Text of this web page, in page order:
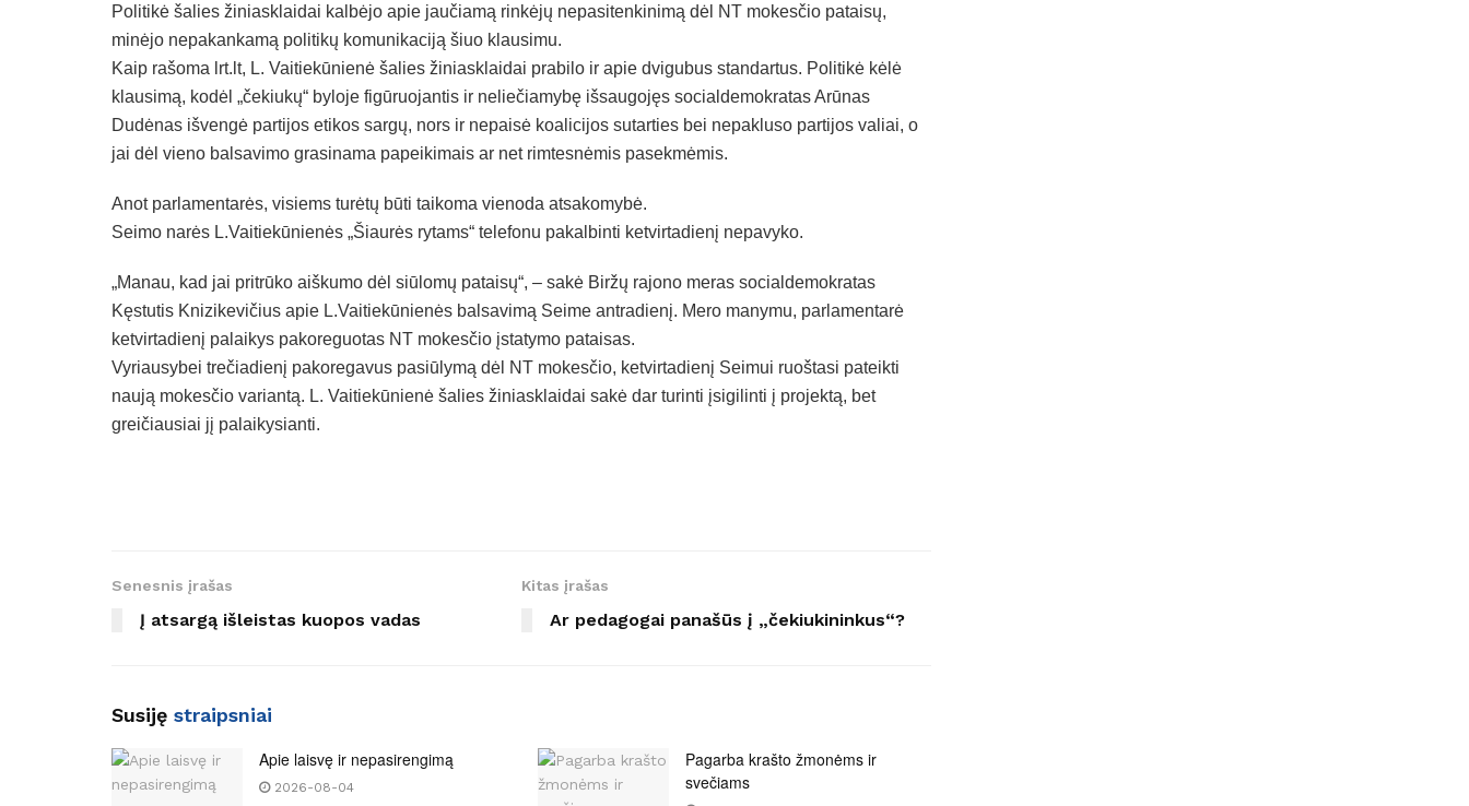
Politikė šalies žiniasklaidai kalbėjo apie jaučiamą rinkėjų nepasitenkinimą dėl NT mokesčio pataisų,
minėjo nepakankamą politikų komunikaciją šiuo klausimu.
Kaip rašoma lrt.lt, L. Vaitiekūnienė šalies žiniasklaidai prabilo ir apie dvigubus standartus. Politikė kėlė
klausimą, kodėl „čekiukų“ byloje figūruojantis ir neliečiamybę išsaugojęs socialdemokratas Arūnas
Dudėnas išvengė partijos etikos sargų, nors ir nepaisė koalicijos sutarties bei nepakluso partijos valiai, o
jai dėl vieno balsavimo grasinama papeikimais ar net rimtesnėmis pasekmėmis.
Anot parlamentarės, visiems turėtų būti taikoma vienoda atsakomybė.
Seimo narės L.Vaitiekūnienės „Šiaurės rytams“ telefonu pakalbinti ketvirtadienį nepavyko.
„Manau, kad jai pritrūko aiškumo dėl siūlomų pataisų“, – sakė Biržų rajono meras socialdemokratas
Kęstutis Knizikevičius apie L.Vaitiekūnienės balsavimą Seime antradienį. Mero manymu, parlamentarė
ketvirtadienį palaikys pakoreguotas NT mokesčio įstatymo pataisas.
Vyriausybei trečiadienį pakoregavus pasiūlymą dėl NT mokesčio, ketvirtadienį Seimui ruoštasi pateikti
naują mokesčio variantą. L. Vaitiekūnienė šalies žiniasklaidai sakė dar turinti įsigilinti į projektą, bet
greičiausiai jį palaikysianti.
Senesnis įrašas
Į atsargą išleistas kuopos vadas
Kitas įrašas
Ar pedagogai panašūs į „čekiukininkus“?
Susiję straipsniai
Apie laisvę ir nepasirengimą
2026-08-04
Pagarba krašto žmonėms ir
svečiams